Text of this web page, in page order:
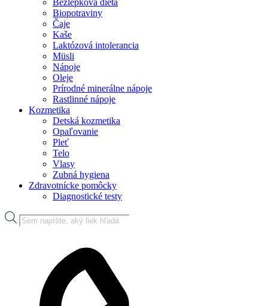
Bezlepková diéta
Biopotraviny
Čaje
Kaše
Laktózová intolerancia
Müsli
Nápoje
Oleje
Prírodné minerálne nápoje
Rastlinné nápoje
Kozmetika
Detská kozmetika
Opaľovanie
Pleť
Telo
Vlasy
Zubná hygiena
Zdravotnícke pomôcky
Diagnostické testy
Products
search